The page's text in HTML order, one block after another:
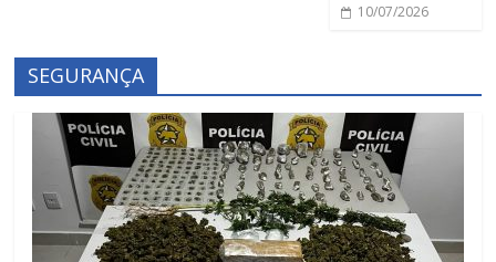
10/07/2026
SEGURANÇA